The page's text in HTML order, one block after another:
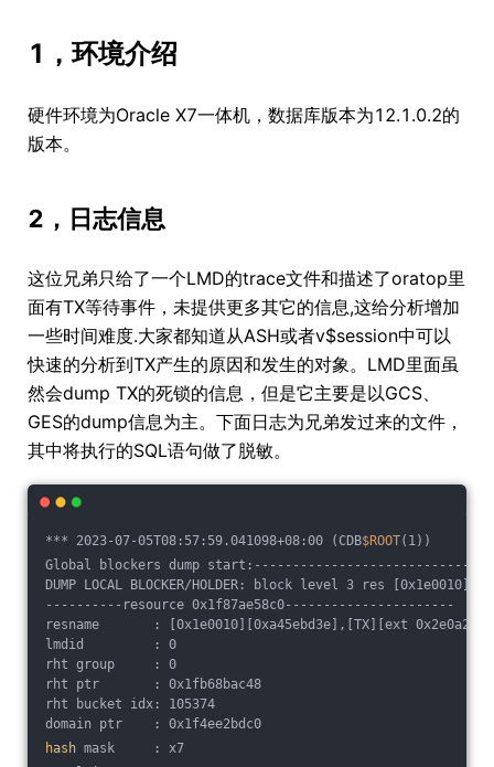
1，环境介绍
硬件环境为Oracle X7一体机，数据库版本为12.1.0.2的
版本。
2，日志信息
这位兄弟只给了一个LMD的trace文件和描述了oratop里
面有TX等待事件，未提供更多其它的信息,这给分析增加
一些时间难度.大家都知道从ASH或者v$session中可以
快速的分析到TX产生的原因和发生的对象。LMD里面虽
然会dump TX的死锁的信息，但是它主要是以GCS、
GES的dump信息为主。下面日志为兄弟发过来的文件，
其中将执行的SQL语句做了脱敏。
*** 2023-07-05T08:57:59.041098+08:00 (CDB$ROOT(1))
Global blockers dump
DUMP LOCAL BLOCKER/HOLDER: block level 3 res
----------resource 0x1f87ae58c0----------------------
resname       : [0x1e0010][0xa45ebd3e],[TX][ext
lmdid         : 0
rht group     : 0
rht ptr       : 0x1fb68bac48
rht bucket idx: 105374
domain ptr    : 0x1f4ee2bdc0
hash mask     : x7